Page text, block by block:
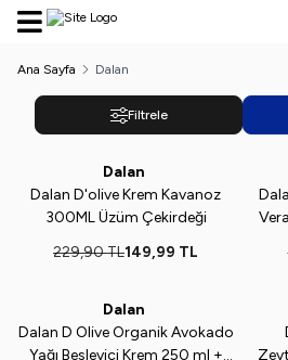
Ana Sayfa Dalan
Filtrele
Dalan
Dalan D'olive Krem Kavanoz
300ML Üzüm Çekirdeği
229,90TL149,99 TL
Dalan
Dalan D Olive Organik Avokado
Yağı Besleyici Krem 250 ml +